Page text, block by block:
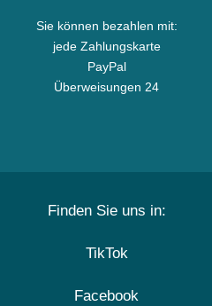
Sie können bezahlen mit:
jede Zahlungskarte
PayPal
Überweisungen 24
Finden Sie uns in:
TikTok
Facebook